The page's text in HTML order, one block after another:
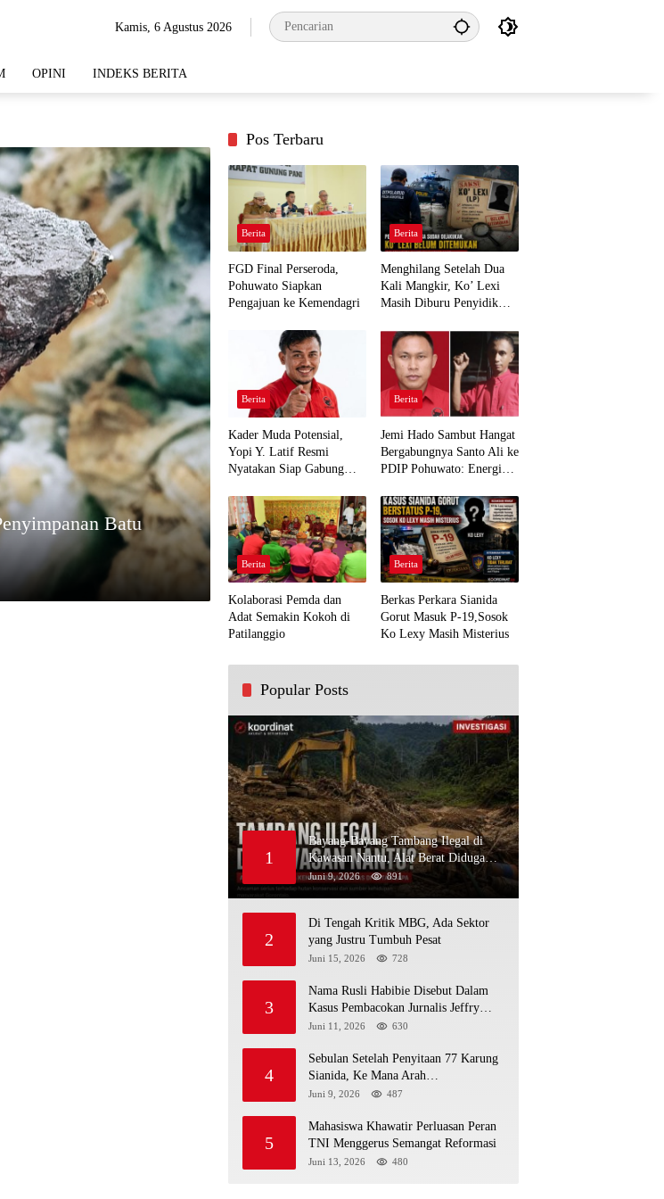
Kamis, 6 Agustus 2026
OPINI INDEKS BERITA
Batu
Pos Terbaru
Berita
FGD Final Perseroda,
Pohuwato Siapkan
Pengajuan ke Kemendagri
Berita
Menghilang Setelah Dua
Kali Mangkir, Ko’ Lexi
Masih Diburu Penyidik
Berita
Kader Muda Potensial,
Yopi Y. Latif Resmi
Nyatakan Siap Gabung
Demi Kawal Aspirasi Bumi
Panua
Berita
Jemi Hado Sambut Hangat
Bergabungnya Santo Ali ke
PDIP Pohuwato: Energi
Rakyat
Berita
Kolaborasi Pemda dan
Adat Semakin Kokoh di
Patilanggio
Berita
Berkas Perkara Sianida
Gorut Masuk P-19,Sosok
Ko Lexy Masih Misterius
Popular Posts
1
Bayang-Bayang Tambang Ilegal di
Kawasan Nantu, Alat Berat Diduga
Kembali Menembus Hutan Sapa
Juni 9, 2026 891
2
Di Tengah Kritik MBG, Ada Sektor
yang Justru Tumbuh Pesat
Juni 15, 2026 728
3
Nama Rusli Habibie Disebut Dalam
Kasus Pembacokan Jurnalis Jeffry
Rumampuk
Juni 11, 2026 630
4
Sebulan Setelah Penyitaan 77 Karung
Sianida, Ke Mana Arah
Penyidikannya?
Juni 9, 2026 487
5
Mahasiswa Khawatir Perluasan Peran
TNI Menggerus Semangat Reformasi
Juni 13, 2026 480